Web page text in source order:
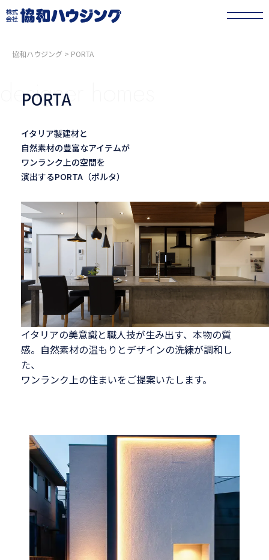
協和ハウジング > PORTA
designer homes
PORTA
イタリア製建材と
自然素材の豊富なアイテムが
ワンランク上の空間を
演出するPORTA（ポルタ）
イタリアの美意識と職人技が生み出す、本物の質
感。 自然素材の温もりとデザインの洗練が調和し
た、
ワンランク上の住まいをご提案いたします。